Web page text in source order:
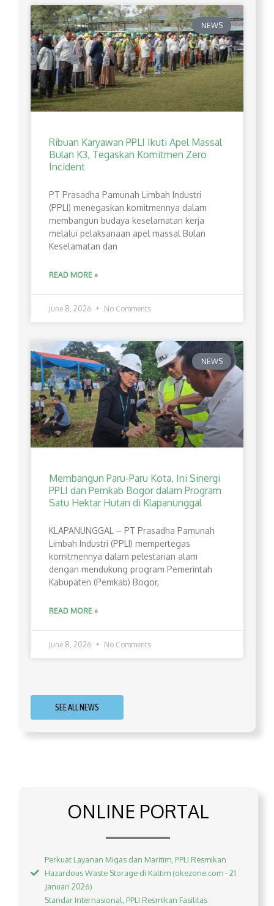
NEWS
Ribuan Karyawan PPLI Ikuti Apel Massal
Bulan K3, Tegaskan Komitmen Zero
Incident
PT Prasadha Pamunah Limbah Industri
(PPLI) menegaskan komitmennya dalam
membangun budaya keselamatan kerja
melalui pelaksanaan apel massal Bulan
Keselamatan dan
READ MORE »
June 8, 2026 No Comments
NEWS
Membangun Paru-Paru Kota, Ini Sinergi
PPLI dan Pemkab Bogor dalam Program
Satu Hektar Hutan di Klapanunggal
​KLAPANUNGGAL – PT Prasadha Pamunah
Limbah Industri (PPLI) mempertegas
komitmennya dalam pelestarian alam
dengan mendukung program Pemerintah
Kabupaten (Pemkab) Bogor,
READ MORE »
June 8, 2026 No Comments
SEE ALL NEWS
ONLINE PORTAL
Perkuat Layanan Migas dan Maritim, PPLI Resmikan
Hazardous Waste Storage di Kaltim (okezone.com - 21
Januari 2026)
Standar Internasional, PPLI Resmikan Fasilitas